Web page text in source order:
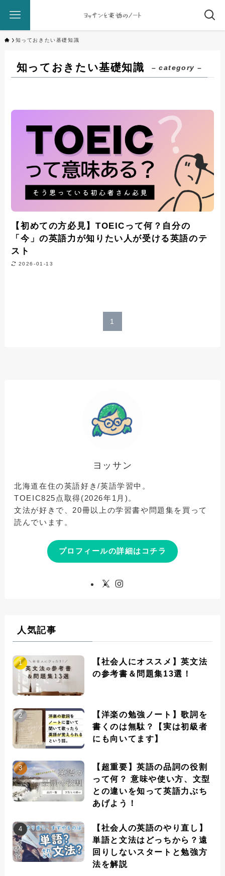
知っておきたい基礎知識
知っておきたい基礎知識 – category –
【初めての方必見】TOEICって何？自分の
「今」の英語力が知りたい人が受ける英語のテ
スト
2026-01-13
1
ヨッサン
北海道在住の英語好き/英語学習中。
TOEIC825点取得(2026年1月)。
文法が好きで、20冊以上の学習書や問題集を買って
読んでいます。
プロフィールの詳細はコチラ
人気記事
【社会人にオススメ】英文法
の参考書＆問題集13選！
【洋楽の勉強ノート】歌詞を
書くのは無駄？【実は初級者
にも向いてます】
【超重要】英語の品詞の役割
って何？ 意味や使い方、文型
との違いを知って英語力ぶち
あげよう！
【社会人の英語のやり直し】
単語と文法はどっちから？遠
回りしないスタートと勉強方
法を解説